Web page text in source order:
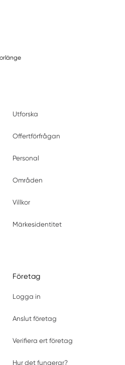
Utforska
Offertförfrågan
Personal
Områden
Villkor
Märkesidentitet
Företag
Logga in
Anslut företag
Verifiera ert företag
Hur det fungerar?